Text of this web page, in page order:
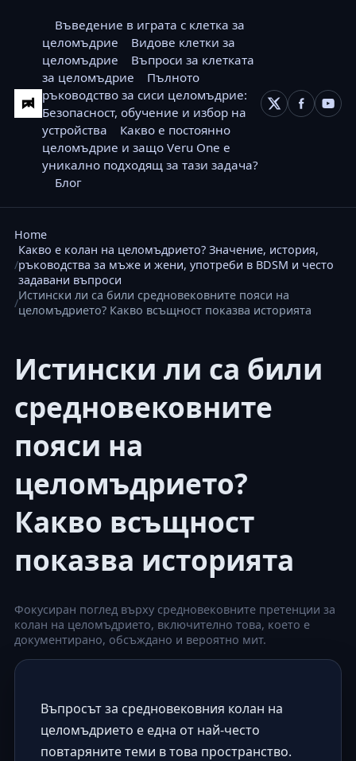
Въведение в играта с клетка за
целомъдрие
Видове клетки за
целомъдрие
Въпроси за клетката
за целомъдрие
Пълното
ръководство за сиси целомъдрие:
Безопасност, обучение и избор на
устройства
Какво е постоянно
целомъдрие и защо Veru One е
уникално подходящ за тази задача?
Блог
Home
Какво е колан на целомъдрието? Значение, история,
ръководства за мъже и жени, употреби в BDSM и често
задавани въпроси
Истински ли са били средновековните пояси на
целомъдрието? Какво всъщност показва историята
Истински ли са били
средновековните
пояси на
целомъдрието?
Какво всъщност
показва историята
Фокусиран поглед върху средновековните претенции за
колан на целомъдрието, включително това, което е
документирано, обсъждано и вероятно мит.
Въпросът за средновековния колан на
целомъдрието е една от най-често
повтаряните теми в това пространство.